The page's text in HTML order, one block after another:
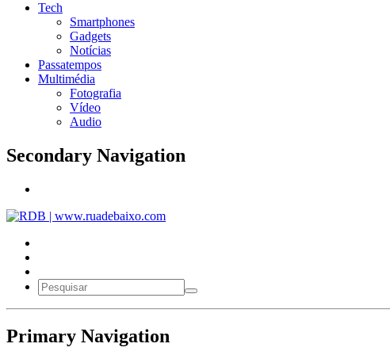
Tech
Smartphones
Gadgets
Notícias
Passatempos
Multimédia
Fotografia
Vídeo
Audio
Secondary Navigation
Primary Navigation